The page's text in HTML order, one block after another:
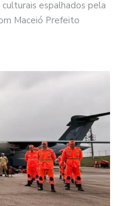
espalhados pela
Maceió Prefeito